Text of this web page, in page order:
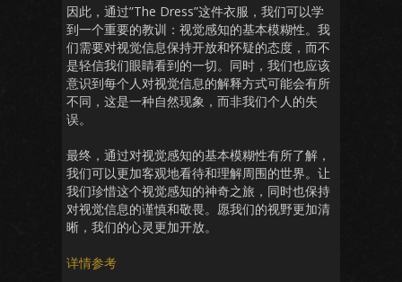
因此，通过”The Dress”这件衣服，我们可以学
到一个重要的教训：视觉感知的基本模糊性。我
们需要对视觉信息保持开放和怀疑的态度，而不
是轻信我们眼睛看到的一切。同时，我们也应该
意识到每个人对视觉信息的解释方式可能会有所
不同，这是一种自然现象，而非我们个人的失
误。
最终，通过对视觉感知的基本模糊性有所了解，
我们可以更加客观地看待和理解周围的世界。让
我们珍惜这个视觉感知的神奇之旅，同时也保持
对视觉信息的谨慎和敬畏。愿我们的视野更加清
晰，我们的心灵更加开放。
详情参考